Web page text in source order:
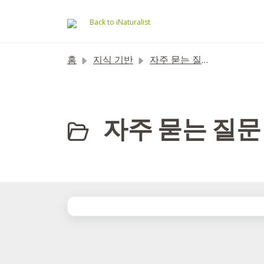
Back to iNaturalist
홈 지식 기반 자주 묻는 질문
자주 묻는 질